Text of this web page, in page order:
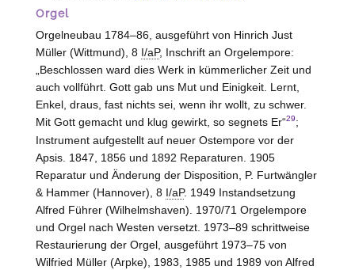
Orgel
Orgelneubau 1784–86, ausgeführt von Hinrich Just
Müller (Wittmund), 8 I/aP, Inschrift an Orgelempore:
„Beschlossen ward dies Werk in kümmerlicher Zeit und
auch vollführt. Gott gab uns Mut und Einigkeit. Lernt,
Enkel, draus, fast nichts sei, wenn ihr wollt, zu schwer.
Mit Gott gemacht und klug gewirkt, so segnets Er“29;
Instrument aufgestellt auf neuer Ostempore vor der
Apsis. 1847, 1856 und 1892 Reparaturen. 1905
Reparatur und Änderung der Disposition, P. Furtwängler
& Hammer (Hannover), 8 I/aP. 1949 Instandsetzung
Alfred Führer (Wilhelmshaven). 1970/71 Orgelempore
und Orgel nach Westen versetzt. 1973–89 schrittweise
Restaurierung der Orgel, ausgeführt 1973–75 von
Wilfried Müller (Arpke), 1983, 1985 und 1989 von Alfred